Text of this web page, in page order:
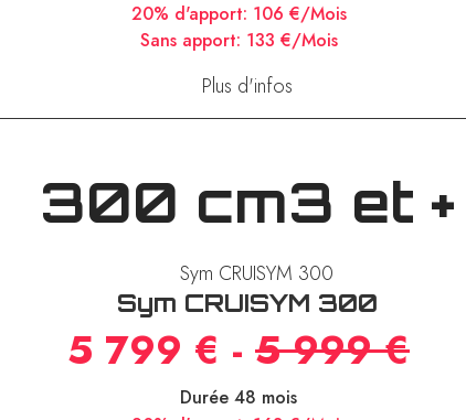
20% d'apport: 106 €/Mois
Sans apport: 133 €/Mois
Plus d'infos
300 cm3 et +
Sym CRUISYM 300
5 799 € - 5 999 €
Durée 48 mois